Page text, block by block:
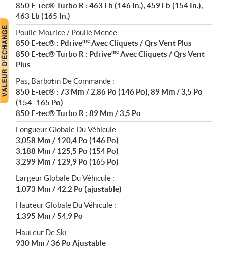
850 E-tec® Turbo R : 463 Lb (146 In.), 459 Lb (154 In.),
463 Lb (165 In.)
Poulie Motrice / Poulie Menée :
850 E-tec® : Pdrivemc Avec Cliquets / Qrs Vent Plus
850 E-tec® Turbo R : Pdrivemc Avec Cliquets / Qrs Vent
Plus
Pas, Barbotin De Commande :
850 E-tec® : 73 Mm / 2,86 Po (146 Po), 89 Mm / 3,5 Po
(154 -165 Po)
850 E-tec® Turbo R : 89 Mm / 3,5 Po
Longueur Globale Du Véhicule :
3,058 Mm / 120,4 Po (146 Po)
3,188 Mm / 125,5 Po (154 Po)
3,299 Mm / 129,9 Po (165 Po)
Largeur Globale Du Véhicule :
1,073 Mm / 42.2 Po (ajustable)
Hauteur Globale Du Véhicule :
1,395 Mm / 54,9 Po
Hauteur De Ski :
930 Mm / 36 Po Ajustable